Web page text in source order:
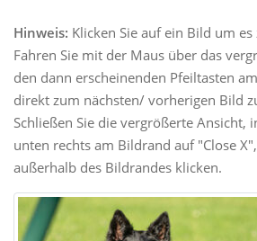
Hinweis: Klicken Sie auf ein Bild um
Fahren Sie mit der Maus über das
den dann erscheinenden Pfeiltasten
direkt zum nächsten/ vorherigen Bild
Schließen Sie die vergrößerte Ansicht,
unten rechts am Bildrand auf "Close
außerhalb des Bildrandes klicken.